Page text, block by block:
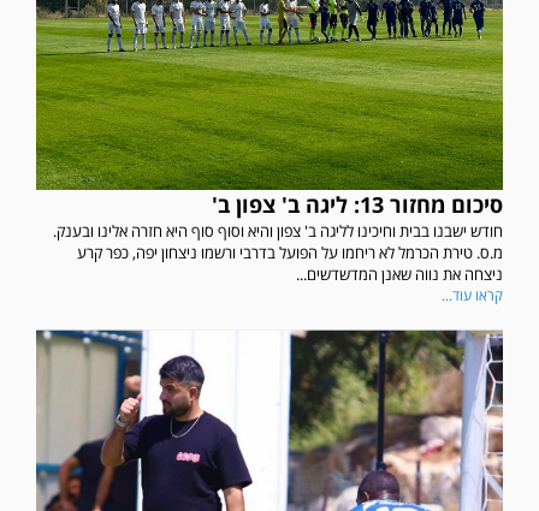
סיכום מחזור 13: ליגה ב' צפון ב'
חודש ישבנו בבית וחיכינו לליגה ב' צפון והיא וסוף סוף היא חזרה אלינו ובענק.
מ.ס. טירת הכרמל לא ריחמו על הפועל בדרבי ורשמו ניצחון יפה, כפר קרע
ניצחה את נווה שאנן המדשדשים...
קראו עוד...